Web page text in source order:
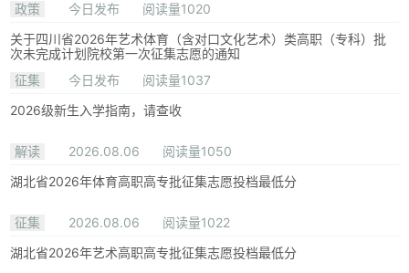
政策
今日发布
阅读量1020
关于四川省2026年艺术体育（含对口文化艺术）类高职（专科）批
次未完成计划院校第一次征集志愿的通知
征集
今日发布
阅读量1037
2026级新生入学指南，请查收
解读 2026.08.06
阅读量1050
湖北省2026年体育高职高专批征集志愿投档最低分
征集 2026.08.06
阅读量1022
湖北省2026年艺术高职高专批征集志愿投档最低分